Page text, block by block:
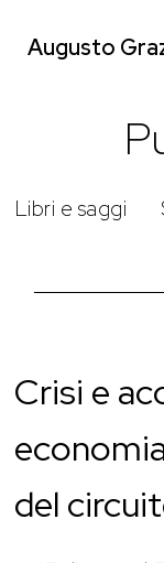
Augusto
Libri e saggi
Crisi e
del